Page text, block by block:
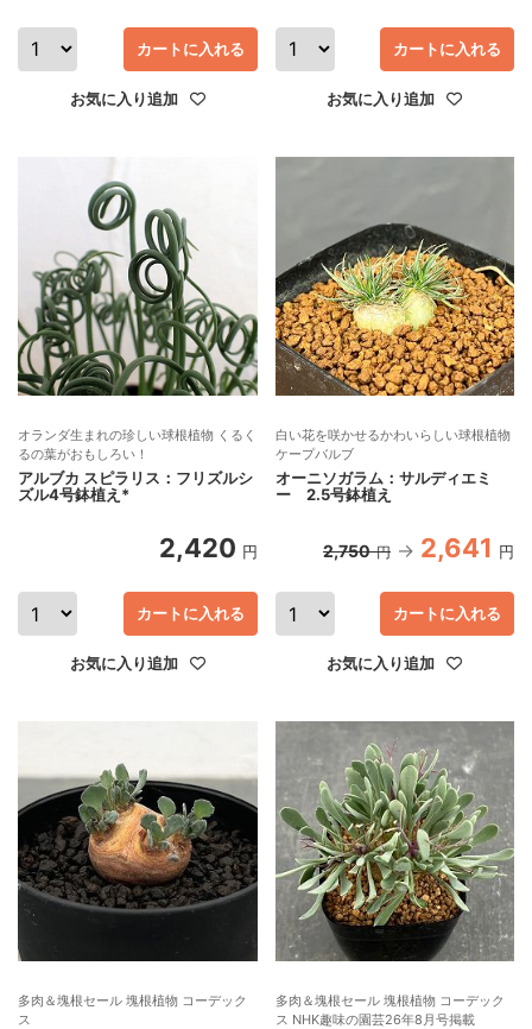
カートに入れる
お気に入り追加
カートに入れる
お気に入り追加
オランダ生まれの珍しい球根植物 くるく
るの葉がおもしろい！
アルブカ スピラリス：フリズルシ
ズル4号鉢植え*
2,420 円
カートに入れる
お気に入り追加
白い花を咲かせるかわいらしい球根植物
ケープバルブ
オーニソガラム：サルディエミ
ー 2.5号鉢植え
2,750 円 2,641 円
カートに入れる
お気に入り追加
多肉＆塊根セール 塊根植物 コーデック
ス
多肉＆塊根セール 塊根植物 コーデック
ス NHK趣味の園芸26年8月号掲載